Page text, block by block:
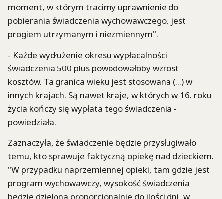
moment, w którym tracimy uprawnienie do
pobierania świadczenia wychowawczego, jest
progiem utrzymanym i niezmiennym".
- Każde wydłużenie okresu wypłacalności
świadczenia 500 plus powodowałoby wzrost
kosztów. Ta granica wieku jest stosowana (...) w
innych krajach. Są nawet kraje, w których w 16. roku
życia kończy się wypłata tego świadczenia -
powiedziała.
Zaznaczyła, że świadczenie będzie przysługiwało
temu, kto sprawuje faktyczną opiekę nad dzieckiem.
"W przypadku naprzemiennej opieki, tam gdzie jest
program wychowawczy, wysokość świadczenia
będzie dzielona proporcjonalnie do ilości dni, w